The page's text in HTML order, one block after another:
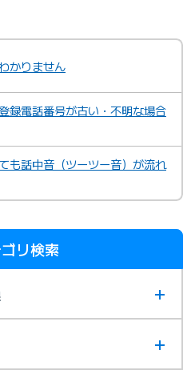
かりません
録電話番号が古い・不明な場合
も話中音（ツーツー音）が流れ
リ検索